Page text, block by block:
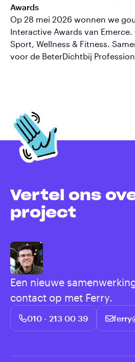
Awards
Op 28 mei 2026 wonnen we
Interactive Awards van Emerce.
Sport, Wellness & Fitness.
voor de BeterDichtbij
Vertel ons
project
Een nieuwe
contact op met Ferry.
010 - 213 00 39